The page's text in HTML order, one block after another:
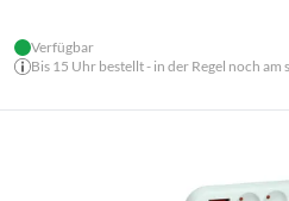
Verfügbar
Bis 15 Uhr bestellt - in der Regel noch am